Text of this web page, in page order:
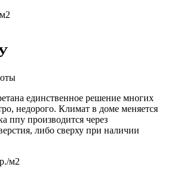
единственное решение многих
недорого. Климат в доме меняется
ппу производится через
либо сверху при наличии
м2